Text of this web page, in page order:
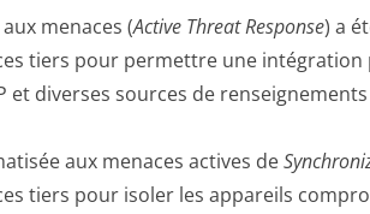
menaces (Active Threat Response) a
tiers pour permettre une intégration
et diverses sources de
aux menaces actives de
tiers pour isoler les appareils